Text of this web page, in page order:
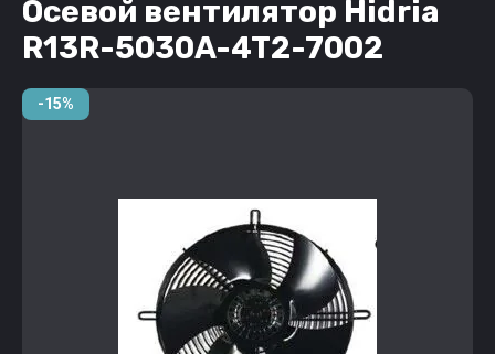
Осевой вентилятор Hidria
R13R-5030A-4T2-7002
-15%